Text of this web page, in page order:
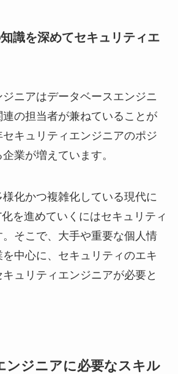
識を深めてセキュリティエ
ニアはデータベースエンジニ
の担当者が兼ねていることが
キュリティエンジニアのポジ
業が増えています。
化かつ複雑化している現代に
を進めていくにはセキュリティ
そこで、大手や重要な個人情
中心に、セキュリティのエキ
ュリティエンジニアが必要と
ンジニアに必要なスキル